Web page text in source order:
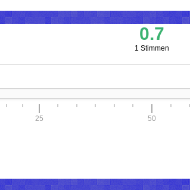
0.7
1 Stimmen
25 50